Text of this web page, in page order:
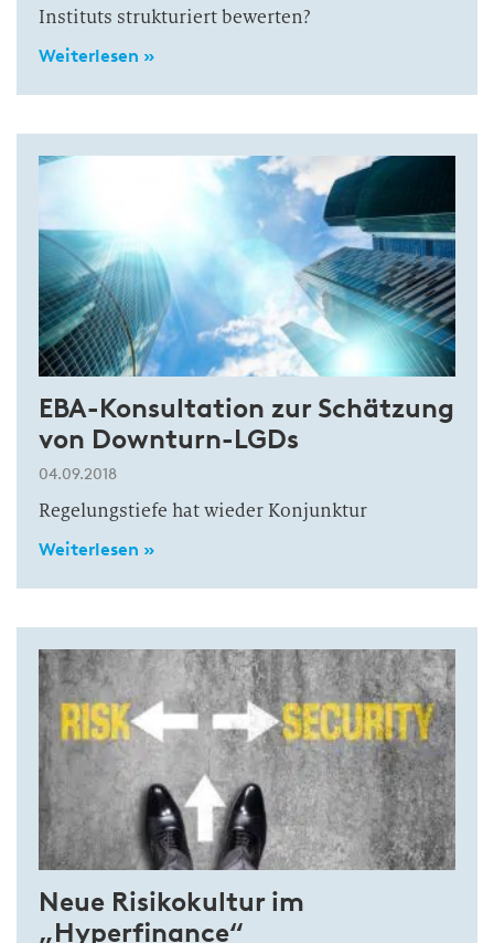
Instituts strukturiert bewerten?
Weiterlesen »
EBA-Konsultation zur Schätzung
von Downturn-LGDs
04.09.2018
Regelungstiefe hat wieder Konjunktur
Weiterlesen »
Neue Risikokultur im
„Hyperfinance“